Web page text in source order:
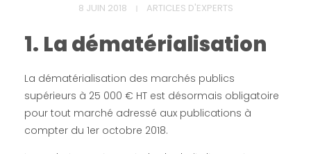
a
d
é
m
8 JUIN 2018 ARTICLES D'EXPERTS
1. La dématérialisation
La dématérialisation des marchés publics
supérieurs à 25 000 € HT est désormais obligatoire
pour tout marché adressé aux publications à
compter du 1er octobre 2018.